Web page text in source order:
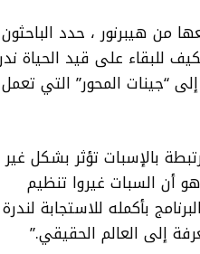
من هيبرنور ، حدد الباحثون
للبقاء على قيد الحياة
“جينات المحور” التي تعمل
بالإسبات تؤثر بشكل غير
أن السبات غيروا تنظيم
بأكمله للاستجابة لندرة
إلى العالم الحقيقي.”